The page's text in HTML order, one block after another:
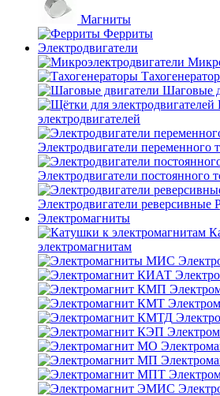
Магниты
Ферриты
Электродвигатели
Шаговые
электродвигателей
Электродвигатели переменного
Электродвигатели постоянного
Электродвигатели реверсивные
Электромагниты
электромагнитам